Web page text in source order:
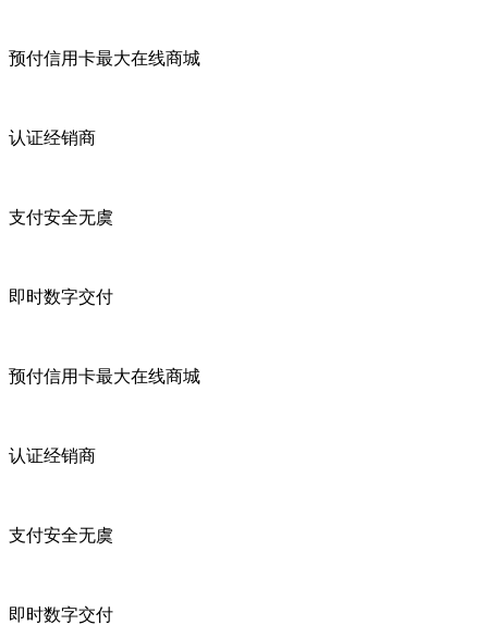
预付信用卡最大在线商城
认证经销商
支付安全无虞
即时数字交付
预付信用卡最大在线商城
认证经销商
支付安全无虞
即时数字交付